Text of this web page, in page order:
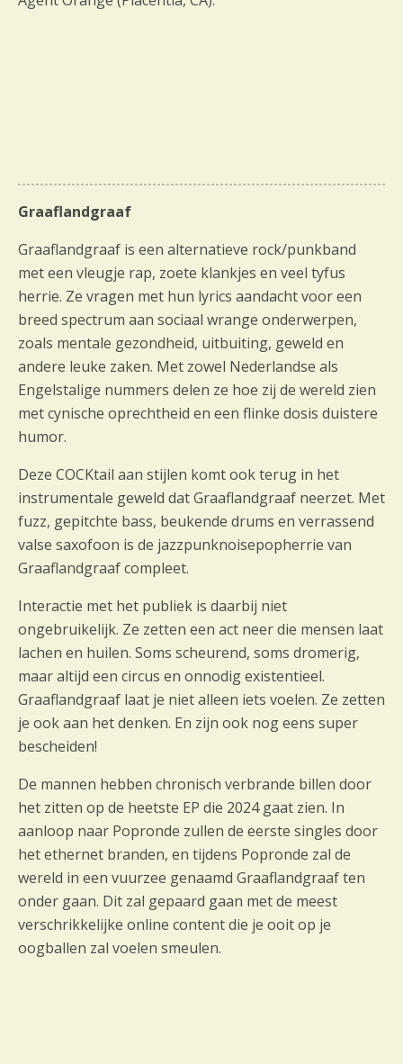
Graaflandgraaf
Graaflandgraaf is een alternatieve rock/punkband
met een vleugje rap, zoete klankjes en veel tyfus
herrie. Ze vragen met hun lyrics aandacht voor een
breed spectrum aan sociaal wrange onderwerpen,
zoals mentale gezondheid, uitbuiting, geweld en
andere leuke zaken. Met zowel Nederlandse als
Engelstalige nummers delen ze hoe zij de wereld zien
met cynische oprechtheid en een flinke dosis duistere
humor.
Deze COCKtail aan stijlen komt ook terug in het
instrumentale geweld dat Graaflandgraaf neerzet. Met
fuzz, gepitchte bass, beukende drums en verrassend
valse saxofoon is de jazzpunknoisepopherrie van
Graaflandgraaf compleet.
Interactie met het publiek is daarbij niet
ongebruikelijk. Ze zetten een act neer die mensen laat
lachen en huilen. Soms scheurend, soms dromerig,
maar altijd een circus en onnodig existentieel.
Graaflandgraaf laat je niet alleen iets voelen. Ze zetten
je ook aan het denken. En zijn ook nog eens super
bescheiden!
De mannen hebben chronisch verbrande billen door
het zitten op de heetste EP die 2024 gaat zien. In
aanloop naar Popronde zullen de eerste singles door
het ethernet branden, en tijdens Popronde zal de
wereld in een vuurzee genaamd Graaflandgraaf ten
onder gaan. Dit zal gepaard gaan met de meest
verschrikkelijke online content die je ooit op je
oogballen zal voelen smeulen.